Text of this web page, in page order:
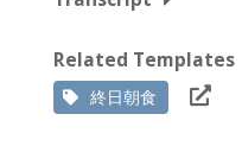
Related Templates
終日朝食